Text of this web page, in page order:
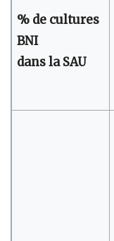
% de cultures
BNI
dans la SAU